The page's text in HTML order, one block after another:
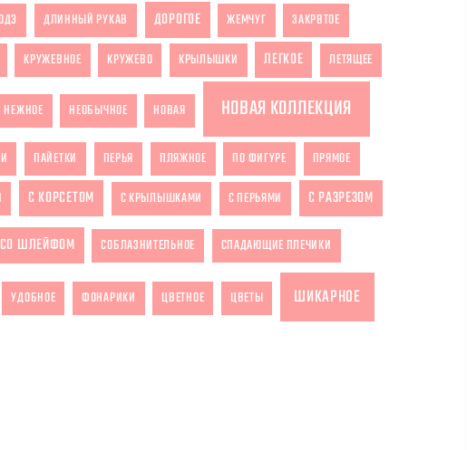
ДЛИННЫЙ РУКАВ ДОРОГОЕ ЖЕМЧУГ ЗАКРВТОЕ
КРУЖЕВНОЕ КРУЖЕВО КРЫЛЫШКИ ЛЕГКОЕ ЛЕТЯЩЕЕ
НЕЖНОЕ НЕОБЫЧНОЕ НОВАЯ НОВАЯ КОЛЛЕКЦИЯ
ПАЙЕТКИ ПЕРЬЯ ПЛЯЖНОЕ ПО ФИГУРЕ ПРЯМОЕ
С КОРСЕТОМ С КРЫЛЫШКАМИ С ПЕРЬЯМИ С РАЗРЕЗОМ
СО ШЛЕЙФОМ СОБЛАЗНИТЕЛЬНОЕ СПАДАЮЩИЕ ПЛЕЧИКИ
УДОБНОЕ ФОНАРИКИ ЦВЕТНОЕ ЦВЕТЫ ШИКАРНОЕ